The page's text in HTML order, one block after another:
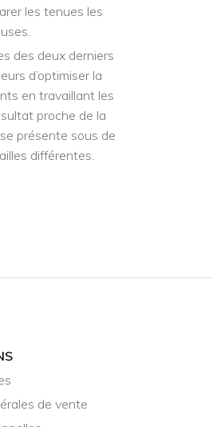
les tenues les
des deux derniers
d’optimiser la
en travaillant les
proche de la
présente sous de
différentes.
de vente